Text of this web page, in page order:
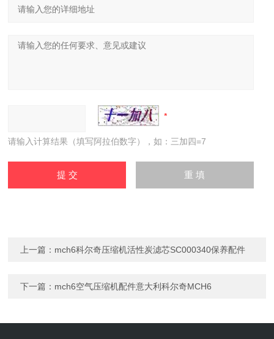
请输入计算结果（填写阿拉伯数字），如：三加四=7
上一篇： mch6科尔奇压缩机活性炭滤芯SC000340保养配件
下一篇： mch6空气压缩机配件意大利科尔奇MCH6